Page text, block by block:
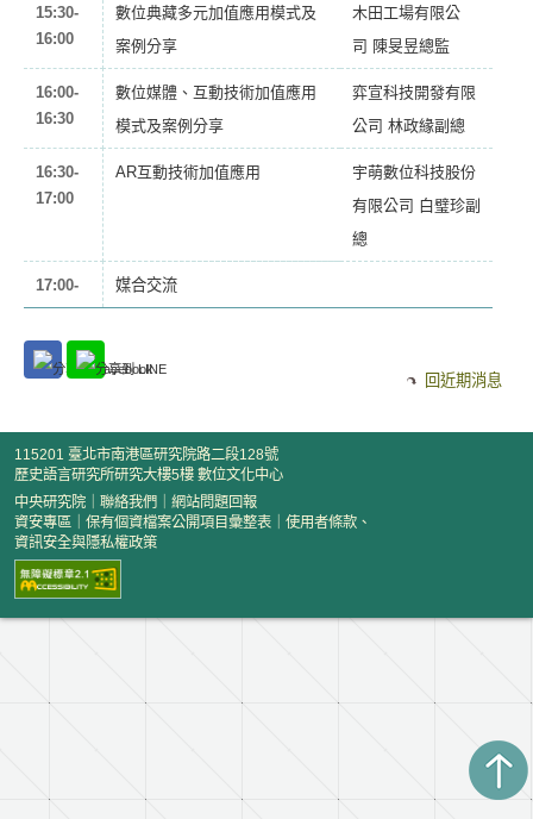
15:30-
16:00
數位典藏多元加值應用模式及
案例分享
木田工場有限公
司 陳旻昱總監
16:00-
16:30
數位媒體、互動技術加值應用
模式及案例分享
弈宣科技開發有限
公司 林政緣副總
16:30-
17:00
AR互動技術加值應用
宇萌數位科技股份
有限公司 白璧珍副
總
17:00- 媒合交流
回近期消息
115201 臺北市南港區研究院路二段128號
歷史語言研究所研究大樓5樓 數位文化中心
中央研究院
聯絡我們
網站問題回報
資安專區
保有個資檔案公開項目彙整表
使用者條款、
資訊安全與隱私權政策